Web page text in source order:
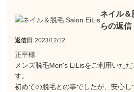
ネイル
らの返信
返信日 2023/12/12
正平様
メンズ脱毛Men's EiLisをご利用いた
す。
初めての脱毛との事でしたが、安心し